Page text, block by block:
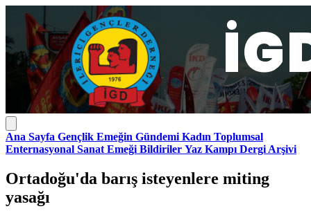
Ana Sayfa Gençlik Emeğin Gündemi Kadın Toplumsal
Enternasyonal Sanat Emeği Bildiriler Yaz Kampı Dergi Arşivi
Ortadoğu'da barış isteyenlere miting
yasağı